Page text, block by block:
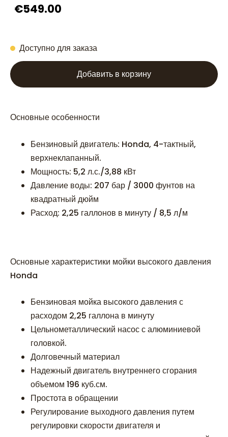
€549.00
Доступно для заказа
Добавить в корзину
Основные особенности
Бензиновый двигатель: Honda, 4-тактный,
верхнеклапанный.
Мощность: 5,2 л.с./3,88 кВт
Давление воды: 207 бар / 3000 фунтов на
квадратный дюйм
Расход: 2,25 галлонов в минуту / 8,5 л/м
Основные характеристики мойки высокого давления
Honda
Бензиновая мойка высокого давления с
расходом 2,25 галлона в минуту
Цельнометаллический насос с алюминиевой
головкой.
Долговечный материал
Надежный двигатель внутреннего сгорания
объемом 196 куб.см.
Простота в обращении
Регулирование выходного давления путем
регулировки скорости двигателя и